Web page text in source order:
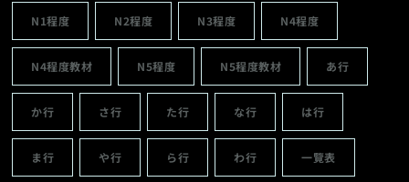
N1程度 N2程度 N3程度 N4程度
N4程度教材 N5程度 N5程度教材 あ行
か行 さ行 た行 な行 は行
ま行 や行 ら行 わ行 一覽表